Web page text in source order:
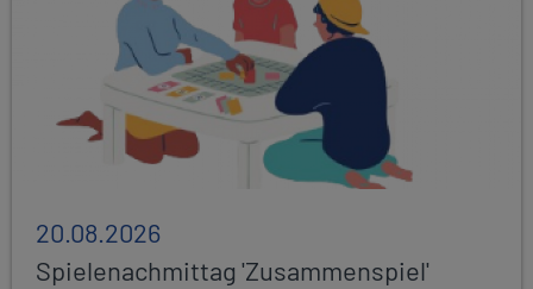
20.08.2026
Spielenachmittag 'Zusammenspiel'